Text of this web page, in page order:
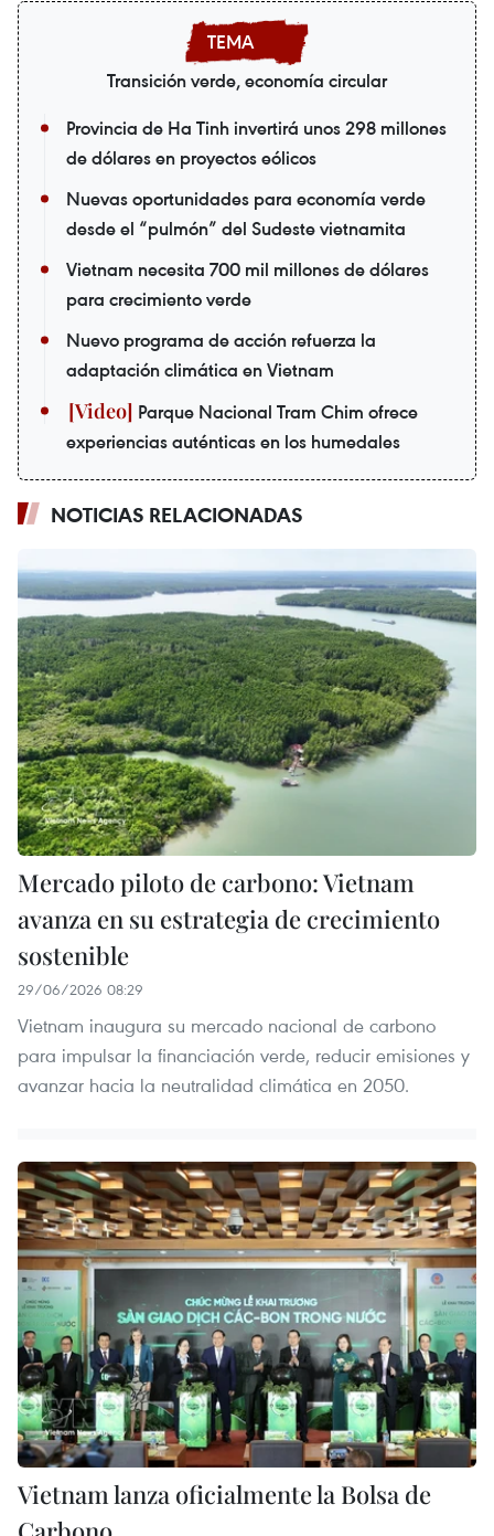
Transición verde, economía circular
Provincia de Ha Tinh invertirá unos 298 millones
de dólares en proyectos eólicos
Nuevas oportunidades para economía verde
desde el “pulmón” del Sudeste vietnamita
Vietnam necesita 700 mil millones de dólares
para crecimiento verde
Nuevo programa de acción refuerza la
adaptación climática en Vietnam
Parque Nacional Tram Chim ofrece
experiencias auténticas en los humedales
NOTICIAS RELACIONADAS
Mercado piloto de carbono: Vietnam
avanza en su estrategia de crecimiento
sostenible
29/06/2026 08:29
Vietnam inaugura su mercado nacional de carbono
para impulsar la financiación verde, reducir emisiones y
avanzar hacia la neutralidad climática en 2050.
Vietnam lanza oficialmente la Bolsa de